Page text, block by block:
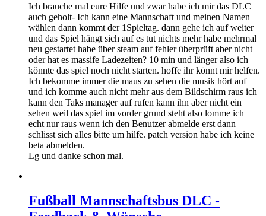
Ich brauche mal eure Hilfe und zwar habe ich mir das DLC
auch geholt- Ich kann eine Mannschaft und meinen Namen
wählen dann kommt der 1Spieltag. dann gehe ich auf weiter
und das Spiel hängt sich auf es tut nichts mehr habe mehrmal
neu gestartet habe über steam auf fehler überprüft aber nicht
oder hat es massife Ladezeiten? 10 min und länger also ich
könnte das spiel noch nicht starten. hoffe ihr könnt mir helfen.
Ich bekomme immer die maus zu sehen die musik hört auf
und ich komme auch nicht mehr aus dem Bildschirm raus ich
kann den Taks manager auf rufen kann ihn aber nicht ein
sehen weil das spiel im vorder grund steht also lomme ich
echt nur raus wenn ich den Benutzer abmelde erst dann
schlisst sich alles bitte um hilfe. patch version habe ich keine
beta abmelden.
Lg und danke schon mal.
Fußball Mannschaftsbus DLC -